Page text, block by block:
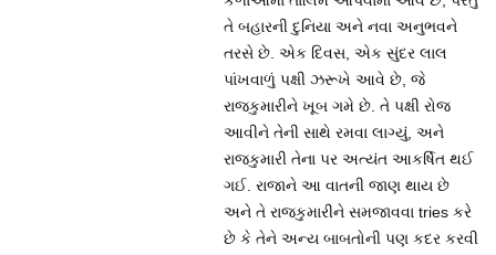
તે બહારની દુનિયા અને નવા અનુભવને
તરસે છે. એક દિવસ, એક સુંદર લાલ
પાંખવાળું પક્ષી ઝરૂખે આવે છે, જે
રાજકુમારીને ખૂબ ગમે છે. તે પક્ષી રોજ
આવીને તેની સાથે રમવા લાગ્યું, અને
રાજકુમારી તેના પર અત્યંત આકર્ષિત થઈ
ગઈ. રાજાને આ વાતની જાણ થાય છે
અને તે રાજકુમારીને સમજાવવા tries કરે
છે કે તેને અન્ય બાબતોની પણ કદર કરવી